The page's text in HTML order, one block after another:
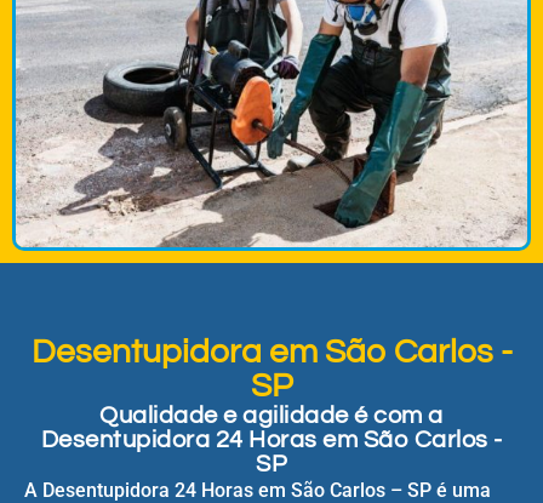
Desentupidora em São Carlos -
SP
Qualidade e agilidade é com a
Desentupidora 24 Horas em São Carlos -
SP
A Desentupidora 24 Horas em São Carlos – SP é uma